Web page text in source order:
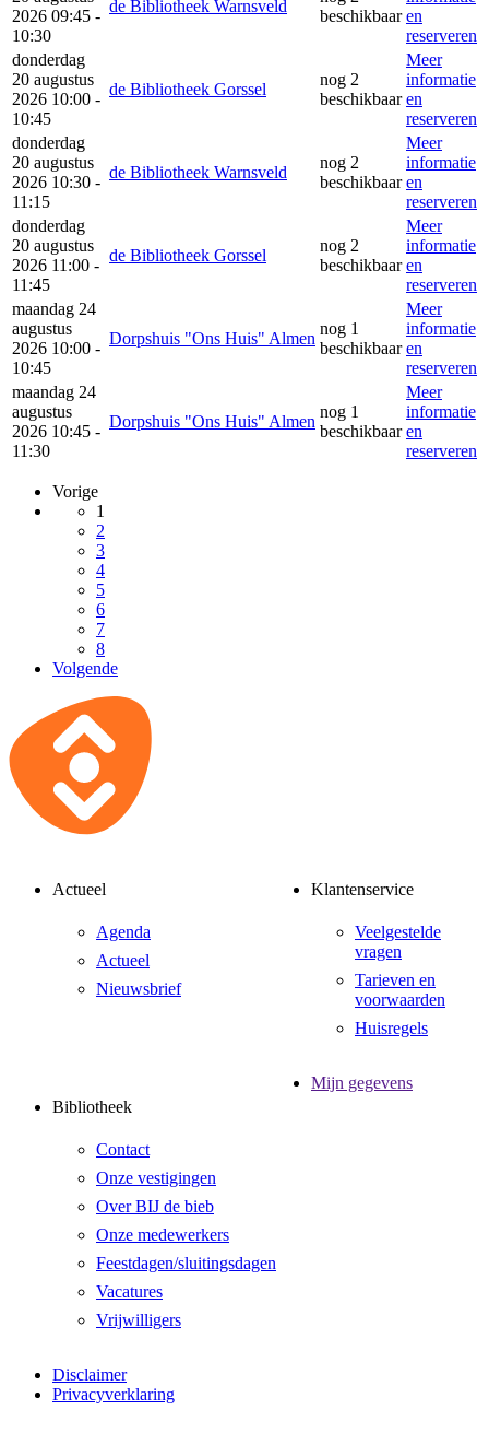
2026 09:45 -
10:30
de Bibliotheek Warnsveld
beschikbaar en
reserveren
donderdag
20 augustus
2026 10:00 -
10:45
de Bibliotheek Gorssel
nog 2
beschikbaar
Meer
informatie
en
reserveren
donderdag
20 augustus
2026 10:30 -
11:15
de Bibliotheek Warnsveld
nog 2
beschikbaar
Meer
informatie
en
reserveren
donderdag
20 augustus
2026 11:00 -
11:45
de Bibliotheek Gorssel
nog 2
beschikbaar
Meer
informatie
en
reserveren
maandag 24
augustus
2026 10:00 -
10:45
Dorpshuis "Ons Huis" Almen
nog 1
beschikbaar
Meer
informatie
en
reserveren
maandag 24
augustus
2026 10:45 -
11:30
Dorpshuis "Ons Huis" Almen
nog 1
beschikbaar
Meer
informatie
en
reserveren
Vorige
1
2
3
4
5
6
7
8
Volgende
Actueel
Agenda
Actueel
Nieuwsbrief
Klantenservice
Veelgestelde
vragen
Tarieven en
voorwaarden
Huisregels
Bibliotheek
Contact
Onze vestigingen
Over BIJ de bieb
Onze medewerkers
Feestdagen/sluitingsdagen
Vacatures
Vrijwilligers
Mijn gegevens
Disclaimer
Privacyverklaring